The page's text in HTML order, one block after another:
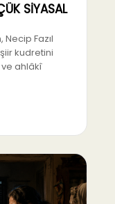
SİYASAL
Fazıl
kudretini
ahlâkî